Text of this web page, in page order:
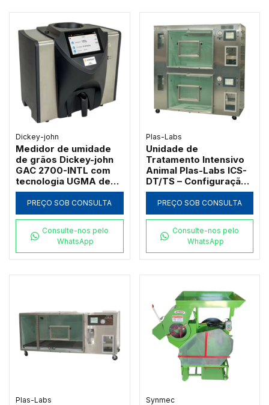
Dickey-john
Medidor de umidade
de grãos Dickey-john
GAC 2700-INTL com
tecnologia UGMA de
149 MHz
PREÇO SOB CONSULTA
Consulte-nos pelo
WhatsApp
Plas-Labs
Unidade de
Tratamento Intensivo
Animal Plas-Labs ICS-
DT/TS – Configuração
Vertical de Alta
Estatura
PREÇO SOB CONSULTA
Consulte-nos pelo
WhatsApp
Plas-Labs Synmec